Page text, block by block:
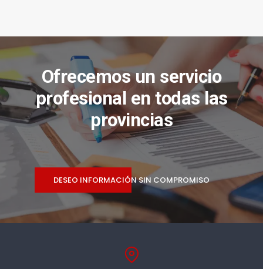
Ofrecemos un servicio
profesional en todas las
provincias
DESEO INFORMACIÓN SIN COMPROMISO